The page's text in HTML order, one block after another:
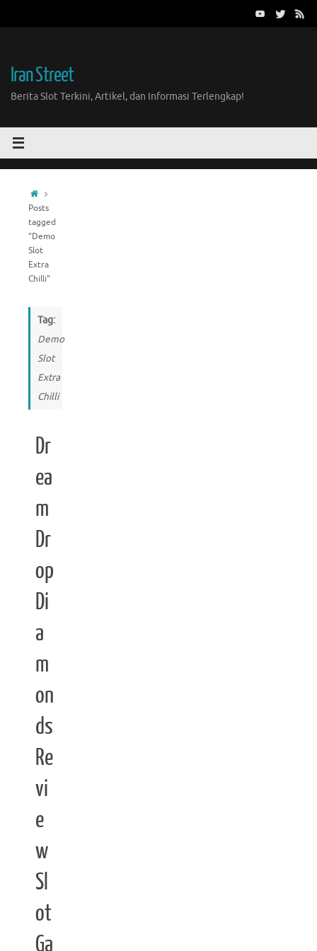
Iran Street
Berita Slot Terkini, Artikel, dan Informasi Terlengkap!
Home
Posts
tagged
"Demo
Slot
Extra
Chilli"
Tag:
Demo
Slot
Extra
Chilli
Dr
ea
m
Dr
op
Di
a
m
on
ds
Re
vi
e
w
Sl
ot
Ga